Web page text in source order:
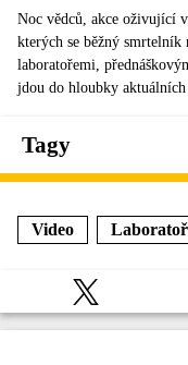
Noc vědců, akce oživující
kterých se běžný smrtelník
laboratořemi,
jdou do hloubky aktuálních
Tagy
Video